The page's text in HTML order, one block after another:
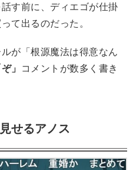
す前に、ディエゴが仕掛
て出るのだった。
が「根源魔法は得意なん
」
コメントが数多く書き
せるアノス